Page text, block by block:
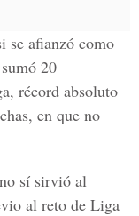
se afianzó como
20
récord absoluto
en que no
sí sirvió al
al reto de Liga